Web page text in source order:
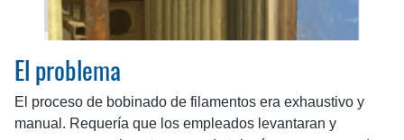
El problema
El proceso de bobinado de filamentos era exhaustivo y
manual. Requería que los empleados levantaran y